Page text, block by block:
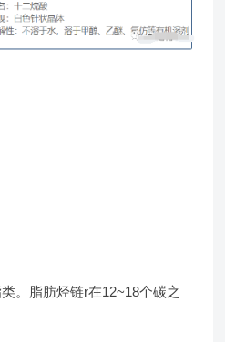
。脂肪烃链r在12~18个碳之